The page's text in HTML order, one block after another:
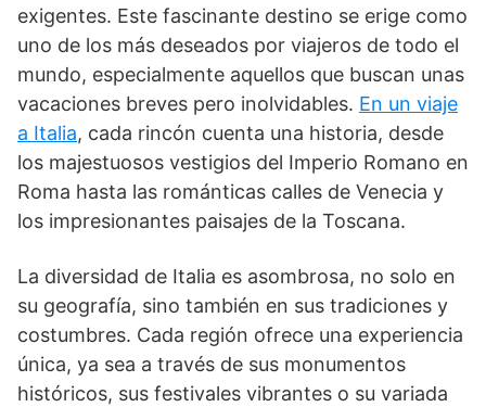
exigentes. Este fascinante destino se erige como
uno de los más deseados por viajeros de todo el
mundo, especialmente aquellos que buscan unas
vacaciones breves pero inolvidables. En un viaje
a Italia, cada rincón cuenta una historia, desde
los majestuosos vestigios del Imperio Romano en
Roma hasta las románticas calles de Venecia y
los impresionantes paisajes de la Toscana.
La diversidad de Italia es asombrosa, no solo en
su geografía, sino también en sus tradiciones y
costumbres. Cada región ofrece una experiencia
única, ya sea a través de sus monumentos
históricos, sus festivales vibrantes o su variada